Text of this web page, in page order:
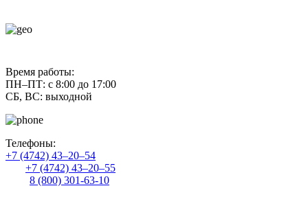
Время работы:
ПН–ПТ: с 8:00 до 17:00
СБ, ВС: выходной
Телефоны:
+7 (4742) 43–20–54
+7 (4742) 43–20–55
8 (800) 301-63-10